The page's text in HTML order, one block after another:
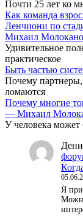
Почти 25 лет ко
Как команда
Ленчиони по
Михаил
Удивительное
практическое
Быть частью
Почему
ломаются
Почему многие
— Михаил
У человека может
Я